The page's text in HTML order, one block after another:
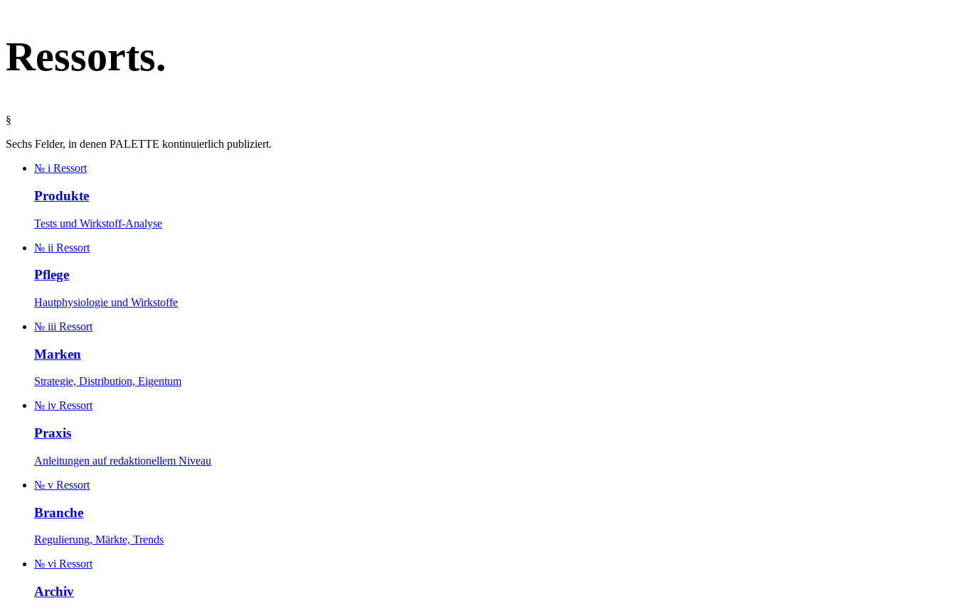
Ressorts.
§
Sechs Felder, in denen PALETTE kontinuierlich publiziert.
№ i Ressort
Produkte
Tests und Wirkstoff-Analyse
№ ii Ressort
Pflege
Hautphysiologie und Wirkstoffe
№ iii Ressort
Marken
Strategie, Distribution, Eigentum
№ iv Ressort
Praxis
Anleitungen auf redaktionellem Niveau
№ v Ressort
Branche
Regulierung, Märkte, Trends
№ vi Ressort
Archiv